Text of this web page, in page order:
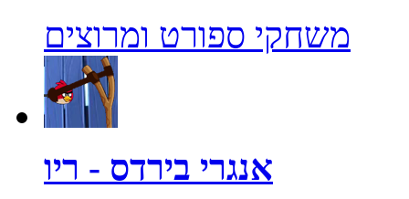
משחקי ספורט ומרוצים
אנגרי בירדס - ריו